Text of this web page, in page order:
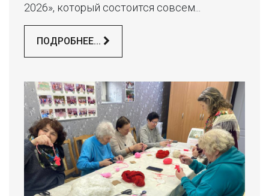
2026», который состоится совсем...
ПОДРОБНЕЕ...